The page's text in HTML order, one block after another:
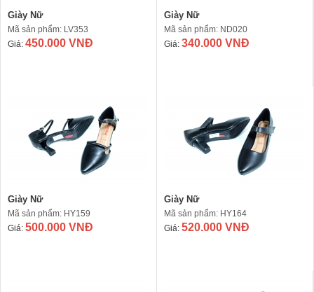
Giày Nữ
Mã sản phẩm: LV353
Giá: 450.000 VNĐ
Giày Nữ
Mã sản phẩm: ND020
Giá: 340.000 VNĐ
Giày Nữ
Mã sản phẩm: HY159
Giá: 500.000 VNĐ
Giày Nữ
Mã sản phẩm: HY164
Giá: 520.000 VNĐ